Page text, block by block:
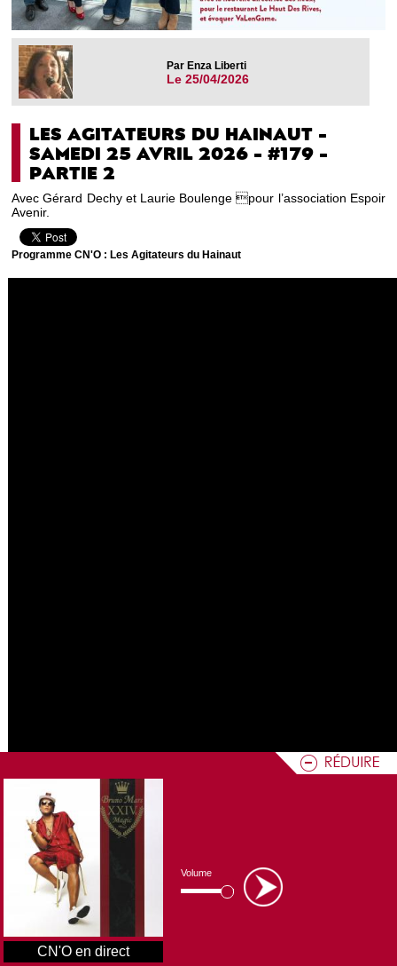
CN'O en direct
Volume
Par Enza Liberti
Le 25/04/2026
LES AGITATEURS DU HAINAUT -
SAMEDI 25 AVRIL 2026 - #179 -
PARTIE 2
Avec Gérard Dechy et Laurie Boulenge pour l’association Espoir
Avenir.
Programme CN'O : Les Agitateurs du Hainaut